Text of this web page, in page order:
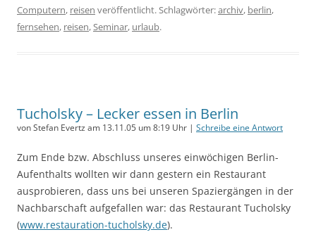
Computern, reisen veröffentlicht. Schlagwörter:archiv, berlin,
fernsehen, reisen,Seminar, urlaub.
Tucholsky – Lecker essen in Berlin
von Stefan Evertz am 13.11.05 um 8:19 Uhr | Schreibe eine Antwort
Zum Ende bzw. Abschluss unseres einwöchigen Berlin-
Aufenthalts wollten wir dann gestern ein Restaurant
ausprobieren, dass uns bei unseren Spaziergängen in der
Nachbarschaft aufgefallen war: das Restaurant Tucholsky
(www.restauration-tucholsky.de).